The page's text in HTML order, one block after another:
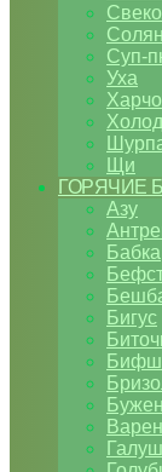
Суп-
Уха
Харчо
Щи
ГОРЯЧИЕ
Азу
Бабка
Бигус